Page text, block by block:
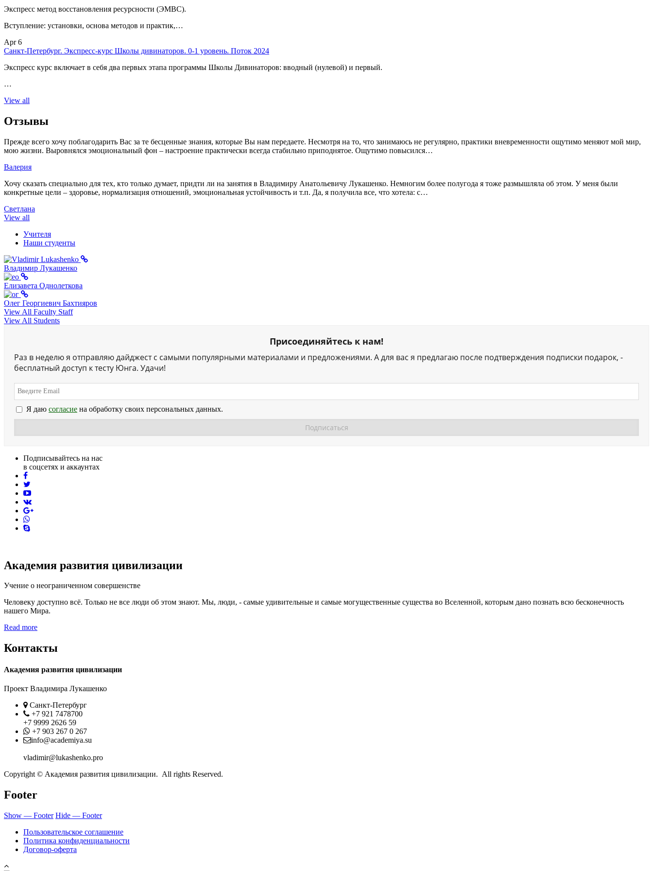
Экспресс метод восстановления ресурсности (ЭМВС).
Вступление: установки, основа методов и практик,…
Apr 6
Санкт-Петербург. Экспресс-курс Школы дивинаторов. 0-1 уровень. Поток 2024
Экспресс курс включает в себя два первых этапа программы Школы Дивинаторов: вводный (нулевой) и первый.
…
View all
Отзывы
Прежде всего хочу поблагодарить Вас за те бесценные знания, которые Вы нам передаете. Несмотря на то, что занимаюсь не регулярно, практики вневременности ощутимо меняют мой мир,
мою жизни. Выровнялся эмоциональный фон – настроение практически всегда стабильно приподнятое. Ощутимо повысился…
Валерия
Хочу сказать специально для тех, кто только думает, придти ли на занятия в Владимиру Анатольевичу Лукашенко. Немногим более полугода я тоже размышляла об этом. У меня были
конкретные цели – здоровье, нормализация отношений, эмоциональная устойчивость и т.п. Да, я получила все, что хотела: с…
Светлана
View all
Учителя
Наши студенты
Владимир Лукашенко
Елизавета Однолеткова
Олег Георгиевич Бахтияров
View All Faculty Staff
View All Students
Присоединяйтесь к нам!
Раз в неделю я отправляю дайджест с самыми популярными материалами и предложениями. А для вас я предлагаю после подтверждения подписки подарок, -
бесплатный доступ к тесту Юнга. Удачи!
Я даю согласие на обработку своих персональных данных.
Подписывайтесь на нас
в соцсетях и аккаунтах
facebook
youtube
vk
skype
Академия развития цивилизации
Учение о неограниченном совершенстве
Человеку доступно всё. Только не все люди об этом знают. Мы, люди, - самые удивительные и самые могущественные существа во Вселенной, которым дано познать всю бесконечность
нашего Мира.
Read more
Контакты
Академия развития цивилизации
Проект Владимира Лукашенко
Location
Санкт-Петербург
Phone
+7 921 7478700
+7 9999 2626 59
Whatsapp
+7 903 267 0 267
Contact
info@academiya.su
vladimir@lukashenko.pro
Copyright © Академия развития цивилизации. All rights Reserved.
Footer
Show — Footer Hide — Footer
Пользовательское соглашение
Политика конфиденциальности
Договор-оферта